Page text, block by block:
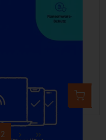
Geräte 3 Jahre
Seite
2